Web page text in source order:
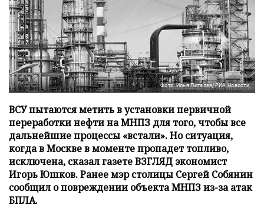
Фото: Илья Питалев/РИА Новости
ВСУ пытаются метить в установки первичной
переработки нефти на МНПЗ для того, чтобы все
дальнейшие процессы «встали». Но ситуация,
когда в Москве в моменте пропадет топливо,
исключена, сказал газете ВЗГЛЯД экономист
Игорь Юшков. Ранее мэр столицы Сергей Собянин
сообщил о повреждении объекта МНПЗ из-за атак
БПЛА.